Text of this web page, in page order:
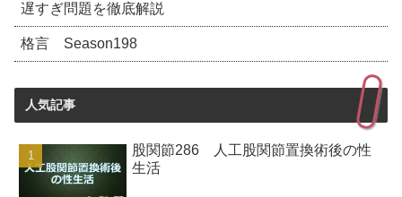
遅すぎ問題を徹底解説
格言 Season198
人気記事
股関節286 人工股関節置換術後の性
生活